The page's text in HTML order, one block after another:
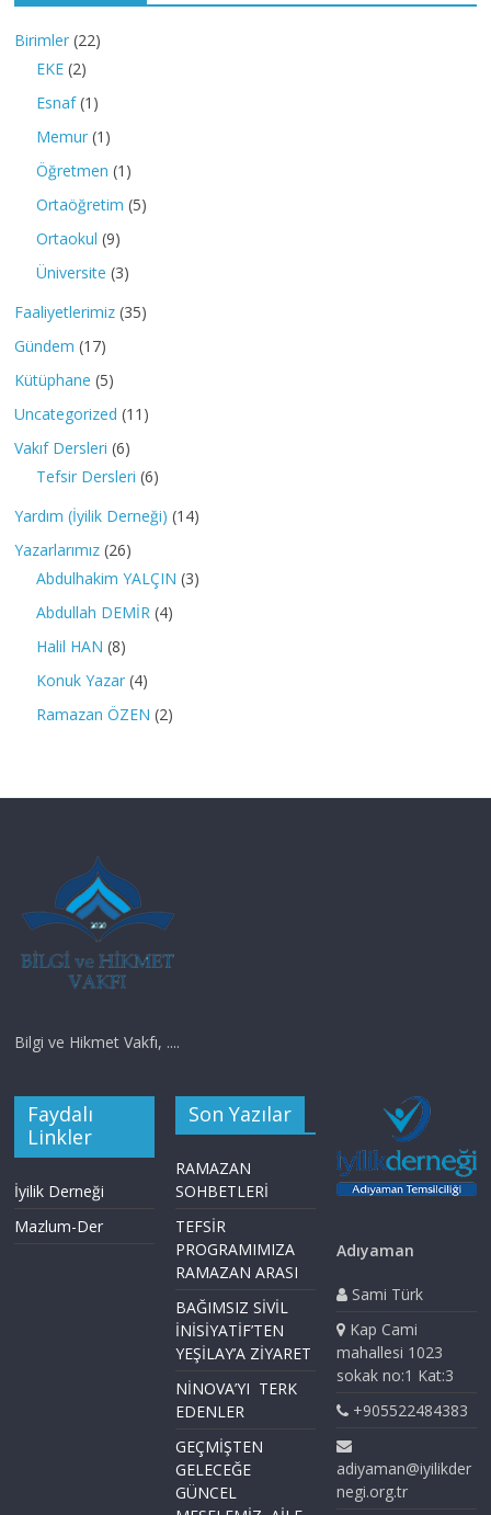
Birimler (22)
EKE (2)
Esnaf(1)
Memur (1)
Öğretmen (1)
Ortaöğretim (5)
Ortaokul (9)
Üniversite (3)
Faaliyetlerimiz (35)
Gündem (17)
Kütüphane (5)
Uncategorized (11)
Vakıf Dersleri (6)
Tefsir Dersleri (6)
Yardım (İyilik Derneği) (14)
Yazarlarımız (26)
Abdulhakim YALÇIN (3)
Abdullah DEMİR (4)
Halil HAN (8)
Konuk Yazar (4)
Ramazan ÖZEN (2)
Bilgi ve Hikmet Vakfı, ....
Faydalı
Linkler
İyilik Derneği
Mazlum-Der
Son Yazılar
RAMAZAN
SOHBETLERİ
TEFSİR
PROGRAMIMIZA
RAMAZAN ARASI
BAĞIMSIZ SİVİL
İNİSİYATİF’TEN
YEŞİLAY’A ZİYARET
NİNOVA’YI TERK
EDENLER
GEÇMİŞTEN
GELECEĞE
GÜNCEL
Adıyaman
Sami Türk
Kap Cami
mahallesi 1023
sokak no:1 Kat:3
+905522484383
adiyaman@iyilikder
negi.org.tr